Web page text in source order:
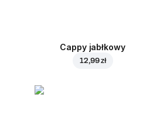
Cappy jabłkowy
12,99 zł